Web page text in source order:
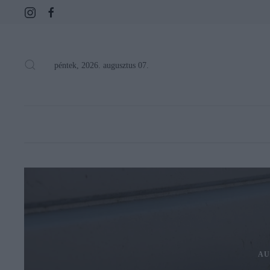
péntek, 2026. augusztus 07.